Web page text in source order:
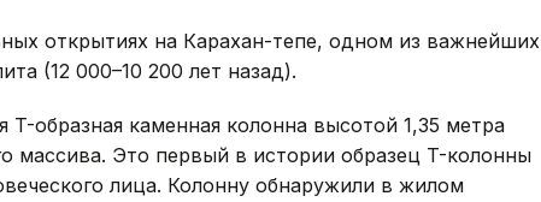
открытиях на Карахан-тепе, одном из важнейших
(12 000–10 200 лет назад).
образная каменная колонна высотой 1,35 метра
массива. Это первый в истории образец T-колонны
лица. Колонну обнаружили в жилом